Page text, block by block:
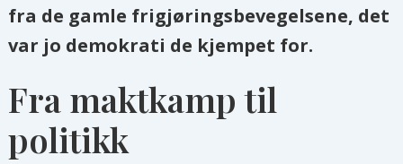
fra de gamle frigjøringsbevegelsene, det
var jo demokrati de kjempet for.
Fra maktkamp til
politikk